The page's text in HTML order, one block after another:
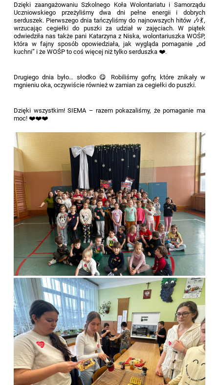
Dzięki zaangażowaniu Szkolnego Koła Wolontariatu i Samorządu
Uczniowskiego przeżyliśmy dwa dni pełne energii i dobrych
serduszek. Pierwszego dnia tańczyliśmy do najnowszych hitów 🎶💃,
wrzucając cegiełki do puszki za udział w zajęciach. W piątek
odwiedziła nas także pani Katarzyna z Niska, wolontariuszka WOŚP,
która w fajny sposób opowiedziała, jak wygląda pomaganie „od
kuchni” i że WOŚP to coś więcej niż tylko serduszka ❤️.
Drugiego dnia było… słodko 😋 Robiliśmy gofry, które znikały w
mgnieniu oka, oczywiście również w zamian za cegiełki do puszki.
Dzięki wszystkim! SIEMA – razem pokazaliśmy, że pomaganie ma
moc! ❤️❤️❤️